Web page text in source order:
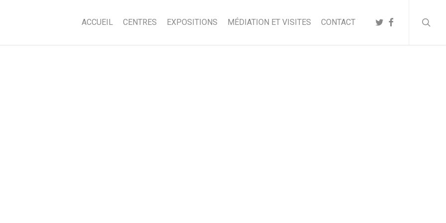
ACCUEIL CENTRES EXPOSITIONS MÉDIATION ET VISITES CONTACT TWITTER
FACEBOOK